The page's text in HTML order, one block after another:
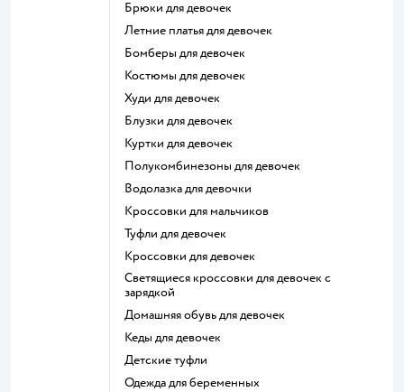
Брюки для девочек
Летние платья для девочек
Бомберы для девочек
Костюмы для девочек
Худи для девочек
Блузки для девочек
Куртки для девочек
Полукомбинезоны для девочек
Водолазка для девочки
Кроссовки для мальчиков
Туфли для девочек
Кроссовки для девочек
Светящиеся кроссовки для девочек с
зарядкой
Домашняя обувь для девочек
Кеды для девочек
Детские туфли
Одежда для беременных